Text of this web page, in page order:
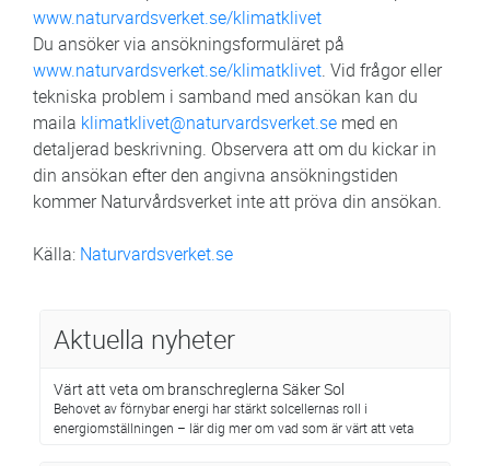
www.naturvardsverket.se/klimatklivet
Du ansöker via ansökningsformuläret på
www.naturvardsverket.se/klimatklivet. Vid frågor eller
tekniska problem i samband med ansökan kan du
maila klimatklivet@naturvardsverket.se med en
detaljerad beskrivning. Observera att om du kickar in
din ansökan efter den angivna ansökningstiden
kommer Naturvårdsverket inte att pröva din ansökan.
Källa: Naturvardsverket.se
Aktuella nyheter
Värt att veta om branschreglerna Säker Sol
Behovet av förnybar energi har stärkt solcellernas roll i
energiomställningen – lär dig mer om vad som är värt att veta